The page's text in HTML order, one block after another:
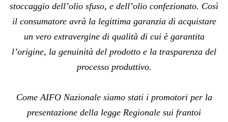
stoccaggio dell’olio sfuso, e dell’olio confezionato. Così
il consumatore avrà la legittima garanzia di acquistare
un vero extravergine di qualità di cui è garantita
l’origine, la genuinità del prodotto e la trasparenza del
processo produttivo.
Come AIFO Nazionale siamo stati i promotori per la
presentazione della legge Regionale sui frantoi